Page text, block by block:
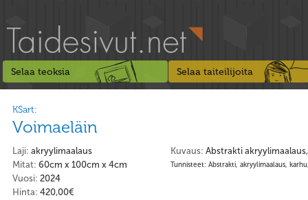
Selaa teoksia Selaa taiteilijoita
KSart:
Voimaeläin
Kuvaus: Abstrakti
Tunnisteet: Abstrakti, akryylimaalaus,
Laji: akryylimaalaus
Mitat: 60cm x 100cm x 4cm
Vuosi: 2024
Hinta: 420,00€